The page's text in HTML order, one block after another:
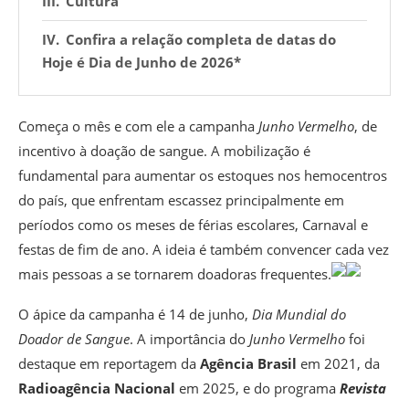
Confira a relação completa de datas do
Hoje é Dia de Junho de 2026*
Começa o mês e com ele a campanha Junho Vermelho, de
incentivo à doação de sangue. A mobilização é
fundamental para aumentar os estoques nos hemocentros
do país, que enfrentam escassez principalmente em
períodos como os meses de férias escolares, Carnaval e
festas de fim de ano. A ideia é também convencer cada vez
mais pessoas a se tornarem doadoras frequentes.
O ápice da campanha é 14 de junho, Dia Mundial do
Doador de Sangue. A importância do Junho Vermelho foi
destaque em reportagem da Agência Brasil em 2021, da
Radioagência Nacional em 2025, e do programa Revista